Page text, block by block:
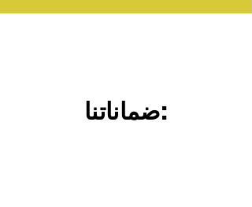
ضماناتنا: